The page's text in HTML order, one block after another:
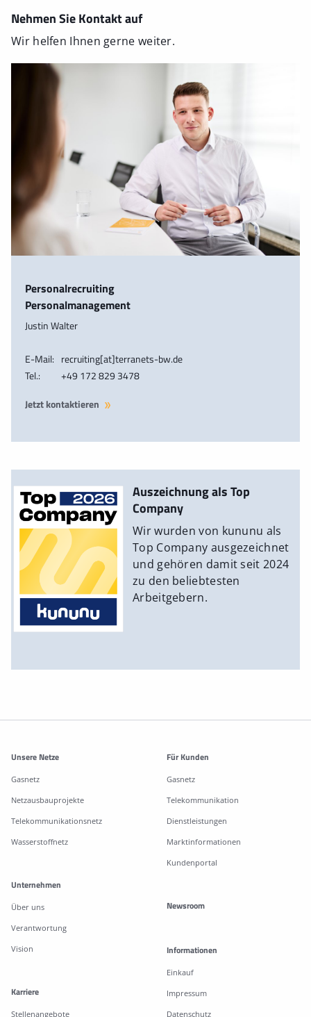
Nehmen Sie Kontakt auf
Wir helfen Ihnen gerne weiter.
Personalrecruiting
Personalmanagement
Justin Walter
E-Mail: recruiting[at]terranets-bw.de
Tel.:
+49 172 829 3478
Jetzt kontaktieren
Auszeichnung als Top
Company
Wir wurden von kununu als
Top Company ausgezeichnet
und gehören damit seit 2024
zu den beliebtesten
Arbeitgebern.
Weitere Informationen
Unsere Netze
Gasnetz
Netzausbauprojekte
Telekommunikationsnetz
Wasserstoffnetz
Für Kunden
Gasnetz
Telekommunikation
Dienstleistungen
Marktinformationen
Kundenportal
Unternehmen
Über uns
Verantwortung
Vision
Karriere
Stellenangebote
Newsroom
Informationen
Einkauf
Impressum
Datenschutz